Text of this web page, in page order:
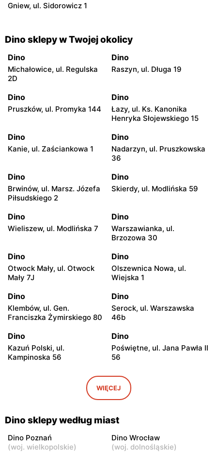
Gniew, ul. Sidorowicz 1
Dino sklepy w Twojej okolicy
Dino
Michałowice, ul. Regulska
2D
Dino
Raszyn, ul. Długa 19
Dino
Pruszków, ul. Promyka 144
Dino
Łazy, ul. Ks. Kanonika
Henryka Słojewskiego 15
Dino
Kanie, ul. Zaściankowa 1
Dino
Nadarzyn, ul. Pruszkowska
36
Dino
Brwinów, ul. Marsz. Józefa
Piłsudskiego 2
Dino
Skierdy, ul. Modlińska 59
Dino
Wieliszew, ul. Modlińska 7
Dino
Warszawianka, ul.
Brzozowa 30
Dino
Otwock Mały, ul. Otwock
Mały 7J
Dino
Olszewnica Nowa, ul.
Wiejska 1
Dino
Klembów, ul. Gen.
Franciszka Żymirskiego 80
Dino
Serock, ul. Warszawska
46b
Dino
Kazuń Polski, ul.
Kampinoska 56
Dino
Poświętne, ul. Jana Pawła II
56
Dino
Bieniewice, ul. Błońska 52
Dino
Błonie, ul. Nowa Wieś 12c
Dino
Warszawska 49
WIĘCEJ
Dino sklepy według miast
Dino Poznań
(woj. wielkopolskie)
Dino Wrocław
(woj. dolnośląskie)